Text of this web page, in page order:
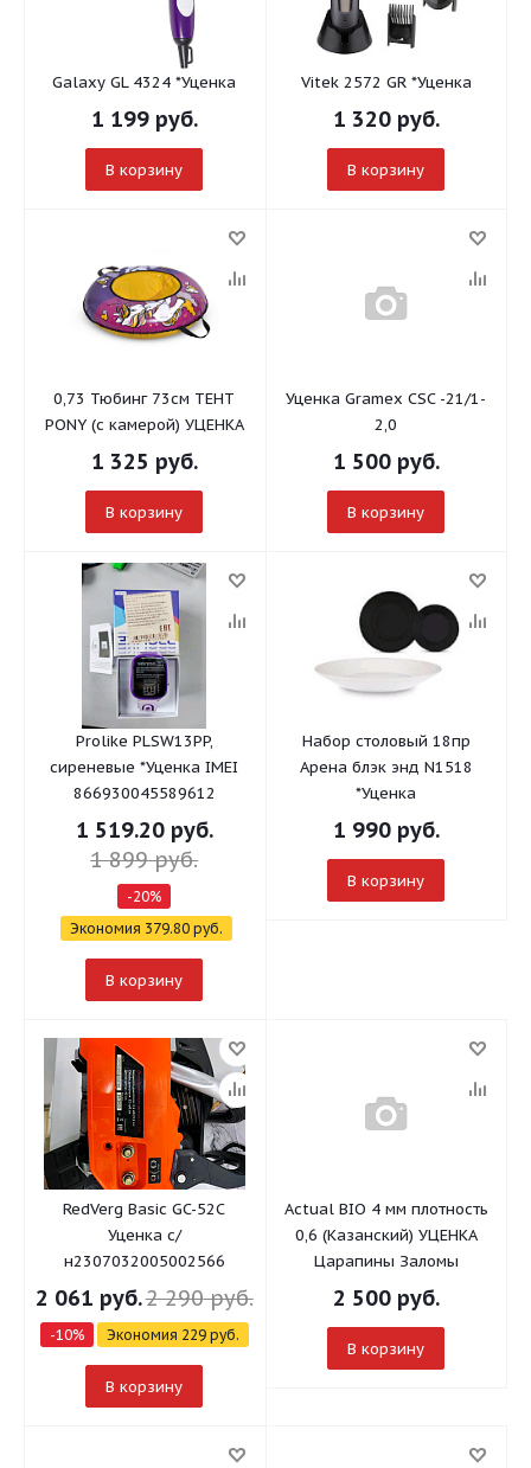
Galaxy GL 4324 *Уценка
1 199руб.
В корзину
Vitek 2572 GR *Уценка
1 320руб.
В корзину
0,73 Тюбинг 73см ТЕНТ
PONY (с камерой) УЦЕНКА
1 325 руб.
В корзину
Уценка Gramex CSC -21/1-
2,0
1 500руб.
В корзину
Prolike PLSW13PP,
сиреневые *Уценка IMEI
866930045589612
1 519.20руб.
1 899руб.
-20%
Экономия 379.80руб.
В корзину
Набор столовый 18пр
Арена блэк энд N1518
*Уценка
1 990руб.
В корзину
RedVerg Basic GC-52C
Уценка с/
н2307032005002566
2 061 руб.2 290руб.
-10% Экономия 229руб.
В корзину
Actual BIO 4 мм плотность
0,6 (Казанский) УЦЕНКА
Царапины Заломы
2 500руб.
В корзину